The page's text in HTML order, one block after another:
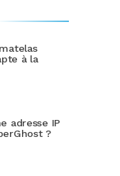
à la
adresse IP
?